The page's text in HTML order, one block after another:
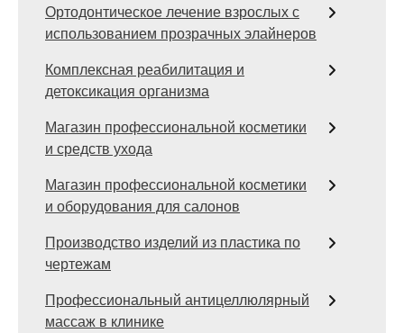
Ортодонтическое лечение взрослых с
использованием прозрачных элайнеров
Комплексная реабилитация и
детоксикация организма
Магазин профессиональной косметики
и средств ухода
Магазин профессиональной косметики
и оборудования для салонов
Производство изделий из пластика по
чертежам
Профессиональный антицеллюлярный
массаж в клинике